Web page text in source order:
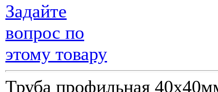
Задайте
вопрос по
этому товару
Труба профильная